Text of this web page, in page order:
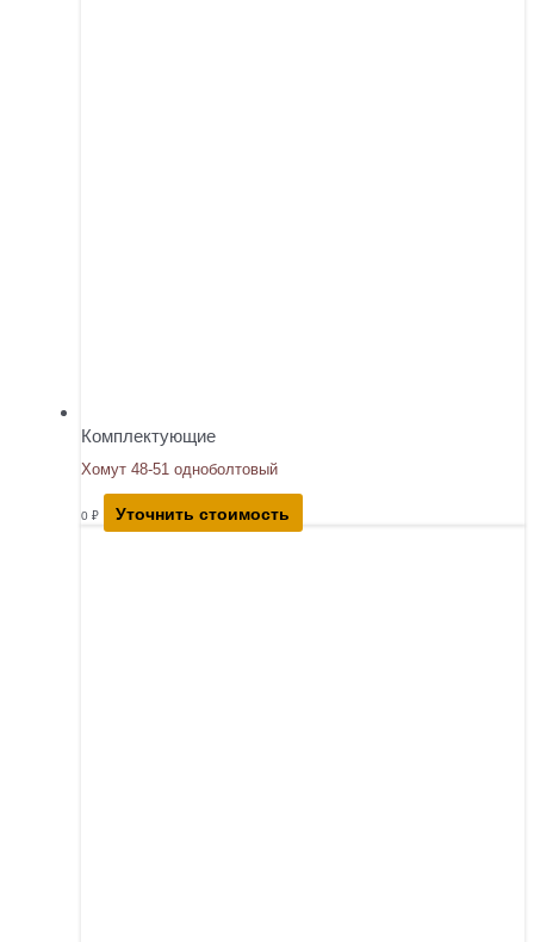
Комплектующие
Хомут 48-51 одноболтовый
0 ₽ Уточнить стоимость